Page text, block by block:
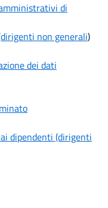
di
non generali)
dei dati
dipendenti (dirigenti